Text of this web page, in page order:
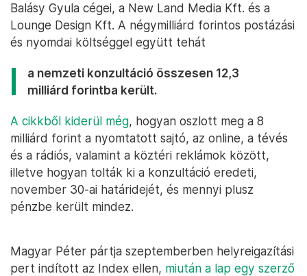
Balásy Gyula cégei, a New Land Media Kft. és a
Lounge Design Kft. A négymilliárd forintos postázási
és nyomdai költséggel együtt tehát
a nemzeti konzultáció összesen 12,3
milliárd forintba került.
A cikkből kiderül még, hogyan oszlott meg a 8
milliárd forint a nyomtatott sajtó, az online, a tévés
és a rádiós, valamint a köztéri reklámok között,
illetve hogyan tolták ki a konzultáció eredeti,
november 30-ai határidejét, és mennyi plusz
pénzbe került mindez.
Magyar Péter pártja szeptemberben helyreigazítási
pert indított az Index ellen, miután a lap egy szerző